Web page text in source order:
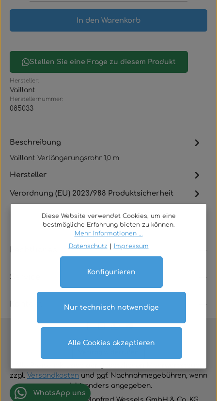
In den Warenkorb
Stellen Sie eine Frage zu diesem Produkt
Hersteller:
Vaillant
Herstellernummer:
085033
Beschreibung
Vaillant Verlängerungsrohr 1,0 m
Hersteller
Verordnung (EU) 2023/988 Produktsicherheit
Service
zzgl. Versandkosten und ggf. Nachnahmegebühren, wenn
nicht anders angegeben.
WhatsApp uns
Diese Website verwendet Cookies, um eine
bestmögliche Erfahrung bieten zu können.
Mehr Informationen ...
Datenschutz
Impressum
Nur technisch notwendige
Konfigurieren
Alle Cookies akzeptieren